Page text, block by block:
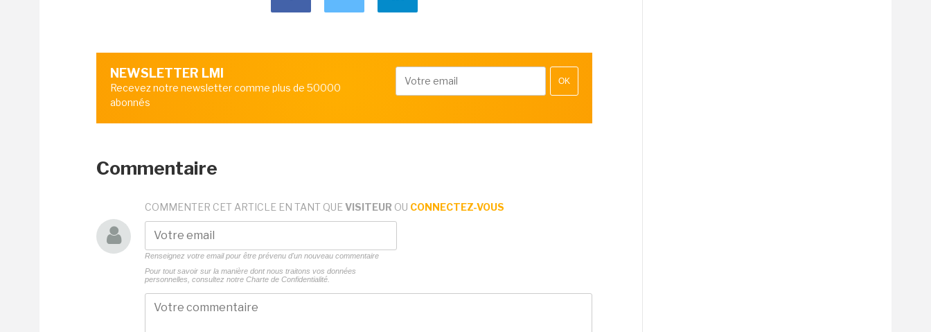
NEWSLETTER LMI
Recevez notre newsletter comme plus de 50000
abonnés
OK
Commentaire
COMMENTER CET ARTICLE EN TANT QUE VISITEUR OU CONNECTEZ-VOUS
Renseignez votre email pour être prévenu d'un nouveau commentaire
Pour tout savoir sur la manière dont nous traitons vos données
personnelles, consultez notre Charte de Confidentialité.